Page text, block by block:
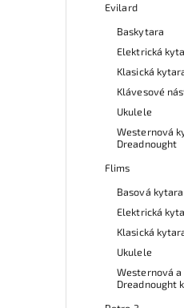
Evilard
Baskytara
Elektrická
Klasická
Klávesové
Ukulele
Westernová
Dreadnought
Flims
Basová kytara
Elektrická
Klasická
Ukulele
Westernová a
Dreadnought